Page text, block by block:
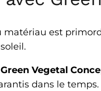
est
Green Vegetal
dans le